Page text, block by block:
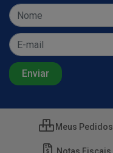
Meus Pedidos